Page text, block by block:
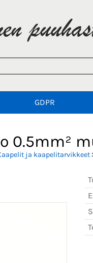
GDPR
0.5mm²
ja kaapelitarvikkeet